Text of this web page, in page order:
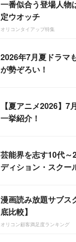
一番似合う登場人
定ウオッチ
オリコンタイアップ特集
2026年7月夏ドラマ
が勢ぞろい！
【夏アニメ2026】7
一挙紹介！
芸能界を志す10代
ディション・スクー
漫画読み放題サブス
底比較】
オリコン顧客満足度ランキング